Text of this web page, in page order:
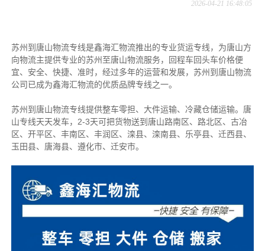
2026-04-21 16:48:05
苏州到唐山物流专线是鑫海汇物流推出的专业货运专线，为唐山方
向物流主提供专业的苏州至唐山物流服务，回程车回头车价格便
宜、安全、快捷、准时，经过多年的运营和发展，苏州到唐山物流
公司已成为鑫海汇物流的优质品牌专线之一。
苏州到唐山物流专线提供整车零担、大件运输、冷藏仓储运输。唐
山专线天天发车，2-3天可把货物送到唐山路南区、路北区、古冶
区、开平区、丰南区、丰润区、滦县、滦南县、乐亭县、迁西县、
玉田县、唐海县、遵化市、迁安市。